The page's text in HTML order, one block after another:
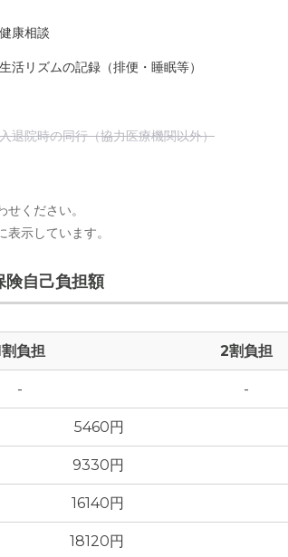
健康相談
生活リズムの記録（排便・睡眠等）
入退院時の同行（協力医療機関以外）
ください。
示しています。
険自己負担額
割負担 2割負担
- -
5460円
9330円
16140円
18120円